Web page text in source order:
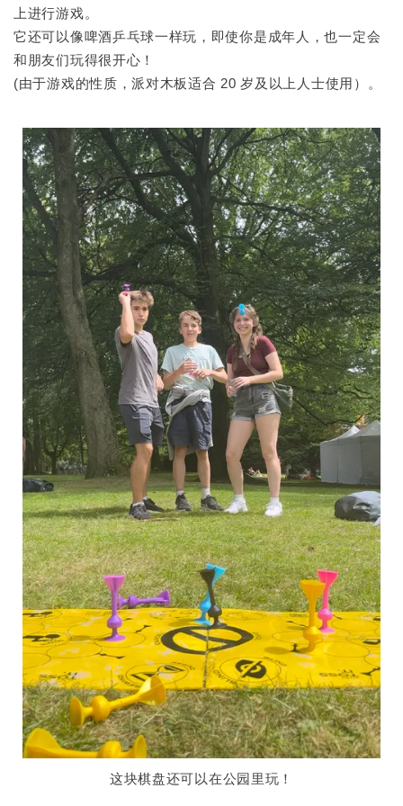
上进行游戏。
它还可以像啤酒乒乓球一样玩，即使你是成年人，也一定会
和朋友们玩得很开心！
(由于游戏的性质，派对木板适合 20 岁及以上人士使用）。
这块棋盘还可以在公园里玩！